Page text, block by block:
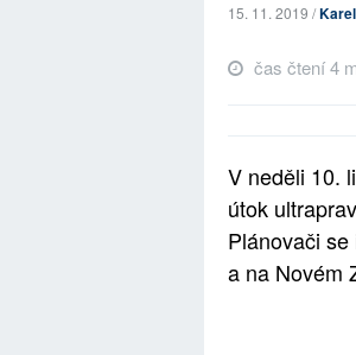
15. 11. 2019 /
čas čtení 4
V neděli 10.
útok
Plánovači
a na Novém